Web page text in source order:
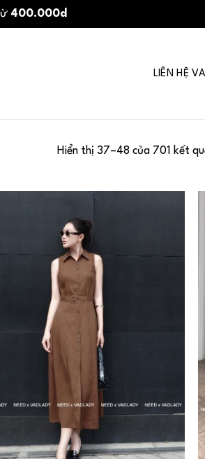
400.000d
LIÊN HỆ
Hiển thị 37–48 của 701 kết